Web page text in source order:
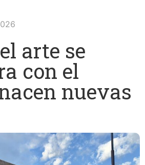
arte se
con el
nuevas